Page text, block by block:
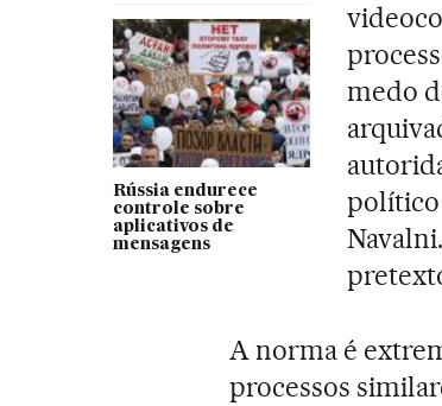
Rússia endurece
controle sobre
aplicativos de
mensagens
medo
político
A norma é
processos